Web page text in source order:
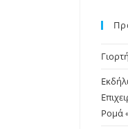
Ρομά